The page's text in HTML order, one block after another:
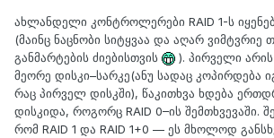
ახლანდელი კონტროლერები RAID 1-ს
(მაინც ნაცნობი სიტყვაა და აღარ ვიმტვრიე
განმარტების ძიებისთვის
). პირველი
მეორე დისკი–სარკე(ანუ სადაც კოპირდება
რაც პირველ დისკში), წაკითხვა ხდება
დისკიდა, როგორც RAID 0–ის შემთხვევაში.
რომ RAID 1 და RAID 1+0 — ეს მხოლოდ